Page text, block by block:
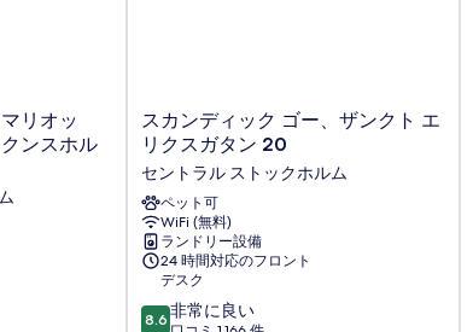
リオッ
ンスホル
ス
カ
ン
デ
ィ
ッ
ク
ゴ
ー、
ザ
スカンディック ゴー、ザンクト エ
リクスガタン 20
セントラル ストックホルム
ペット可
WiFi (無料)
ランドリー設備
24 時間対応のフロント
デスク
10
8.6 非常に良い